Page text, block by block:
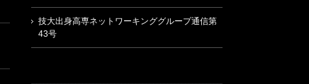
技大出身高専ネットワーキンググループ通信第
43号